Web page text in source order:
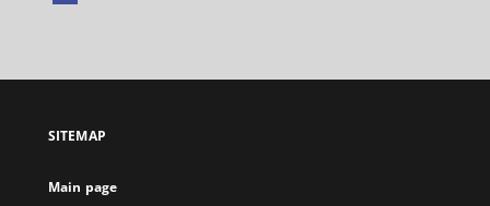
open
new
SITEMAP
Main page